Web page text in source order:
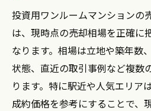
投資用ワンルームマンションの
は、現時点の売却相場を正確に
なります。相場は立地や築年数
状態、直近の取引事例など複数
ります。特に駅近や人気エリア
成約価格を参考にすることで、